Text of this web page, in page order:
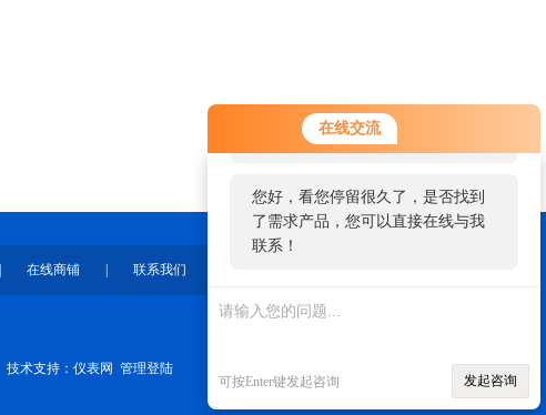
在线交流
您好！欢迎前来咨询，很高兴为您
服务，请问您要咨询什么问题呢？
您好，看您停留很久了，是否找到
了需求产品，您可以直接在线与我
联系！
可按Enter键发起咨询 发起咨询
在线商铺 联系我们
技术支持： 仪表网 管理登陆